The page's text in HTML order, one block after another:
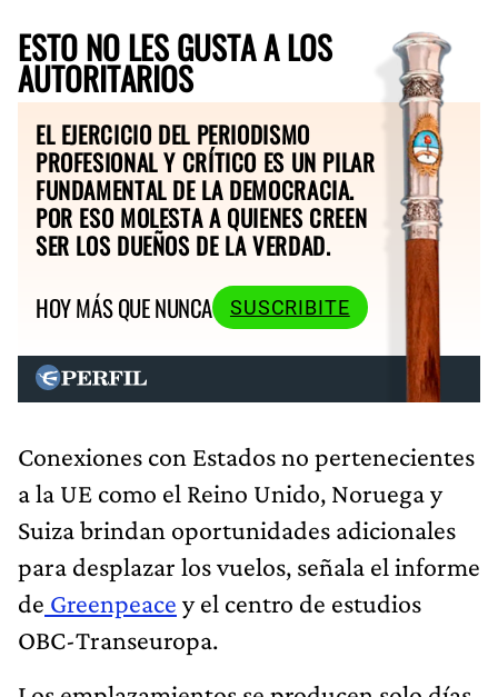
ESTO NO LES GUSTA A LOS
AUTORITARIOS
EL EJERCICIO DEL PERIODISMO
PROFESIONAL Y CRÍTICO ES UN PILAR
FUNDAMENTAL DE LA DEMOCRACIA.
POR ESO MOLESTA A QUIENES CREEN
SER LOS DUEÑOS DE LA VERDAD.
HOY MÁS QUE NUNCA
SUSCRIBITE
Conexiones con Estados no pertenecientes
a la UE como el Reino Unido, Noruega y
Suiza brindan oportunidades adicionales
para desplazar los vuelos, señala el informe
de Greenpeace y el centro de estudios
OBC-Transeuropa.